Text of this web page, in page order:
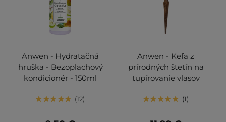
Anwen - Hydratačná
hruška - Bezoplachový
kondicionér - 150ml
12
Anwen - Kefa z
prírodných štetín na
tupírovanie vlasov
1